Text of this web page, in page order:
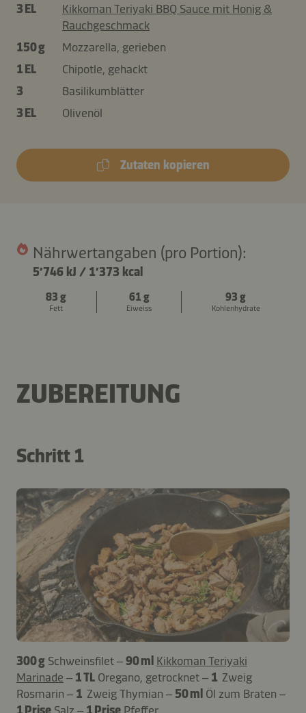
3 EL
Kikkoman Teriyaki BBQ Sauce mit Honig &
Rauchgeschmack
150 g
Mozzarella, gerieben
1 EL
Chipotle, gehackt
3
Basilikumblätter
3 EL
Olivenöl
Zutaten kopieren
Nährwertangaben (pro Portion):
5’746 kJ / 1’373 kcal
83 g
Fett
61 g
Eiweiss
93 g
Kohlenhydrate
ZUBEREITUNG
Schritt 1
300 g Schweinsfilet –90 ml Kikkoman Teriyaki
Marinade – 1 TL Oregano, getrocknet – 1 Zweig
Rosmarin – 1 Zweig Thymian – 50 ml Öl zum Braten –